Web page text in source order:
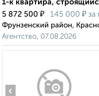
1-к квартира,
5 872 500 ₽ 145 000 ₽ за
Фрунзенский район,
Агентство, 07.08.2026
‹